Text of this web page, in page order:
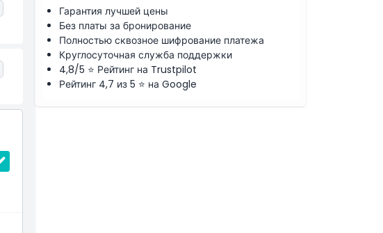
Гарантия лучшей цены
Без платы за бронирование
Полностью сквозное шифрование платежа
Круглосуточная служба поддержки
4,8/5 ⭐ Рейтинг на Trustpilot
Рейтинг 4,7 из 5 ⭐ на Google